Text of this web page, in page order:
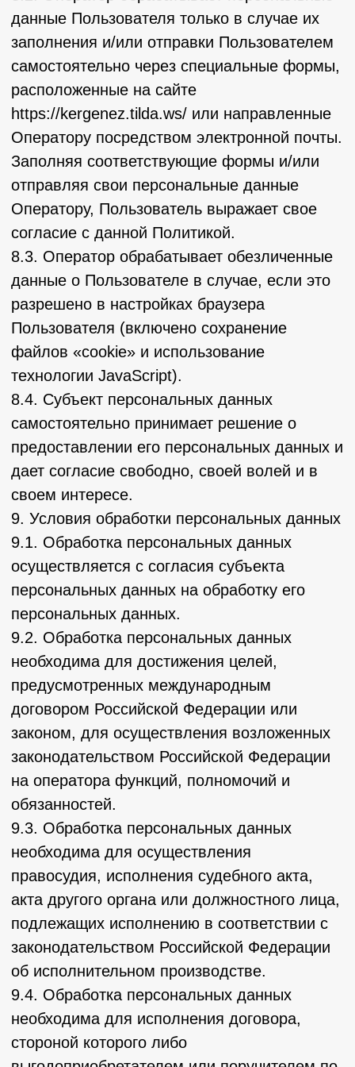
11.2. Оператор осуществляет
автоматизированную обработку
персональных данных с получением и/или
передачей полученной информации по
информационно-телекоммуникационным
сетям или без таковой.
данных
12.1. Оператор до начала осуществления
трансграничной передачи персональных
данных обязан убедиться в том, что
иностранным государством, на территорию
которого предполагается осуществлять
передачу персональных данных,
обеспечивается надежная защита прав
субъектов персональных данных.
12.2. Трансграничная передача
персональных данных на территории
иностранных государств, не отвечающих
вышеуказанным требованиям, может
осуществляться только в случае наличия
согласия в письменной форме субъекта
персональных данных на трансграничную
передачу его персональных данных и/или
исполнения договора, стороной которого
является субъект персональных данных.
13. Конфиденциальность персональных
Оператор и иные лица, получившие доступ
к персональным данным, обязаны не
раскрывать третьим лицам и не
распространять персональные данные без
согласия субъекта персональных данных,
если иное не предусмотрено федеральным
14. Заключительные положения
14.1. Пользователь может получить любые
разъяснения по интересующим вопросам,
касающимся обработки его персональных
данных, обратившись к Оператору с
помощью электронной почты info-
14.2. В данном документе будут отражены
любые изменения политики обработки
персональных данных Оператором.
Политика действует бессрочно до замены
ее новой версией.
14.3. Актуальная версия Политики в
свободном доступе расположена в сети
Интернет по адресу
https://kergenez.tilda.ws/politics.